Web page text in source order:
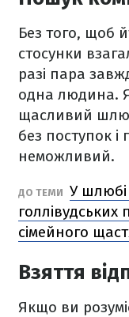
Без того, щоб
стосунки
разі пара
одна людина.
щасливий
без поступок і
неможливий.
ДО ТЕМИ У шлюбі
сімейного
Взяття
Якщо ви